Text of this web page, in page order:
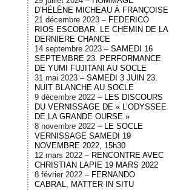
D’HÉLÈNE MICHEAU À FRANÇOISE
21 décembre 2023 – FEDERICO
RIOS ESCOBAR. LE CHEMIN DE LA
DERNIERE CHANCE
14 septembre 2023 –SAMEDI 16
SEPTEMBRE 23. PERFORMANCE
DE YUMI FUJITANI AU SOCLE
31 mai 2023 –SAMEDI 3 JUIN 23.
NUIT BLANCHE AU SOCLE
9 décembre 2022 – LES DISCOURS
DU VERNISSAGE DE « L’ODYSSEE
DE LA GRANDE OURSE »
8 novembre 2022 – LE SOCLE
VERNISSAGE SAMEDI 19
NOVEMBRE 2022, 15h30
12 mars 2022 – RENCONTRE AVEC
CHRISTIAN LAPIE 19 MARS 2022
8 février 2022 – FERNANDO
CABRAL, MATTER IN SITU